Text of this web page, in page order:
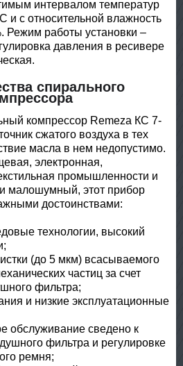
интервалом температур
и с относительной влажность
Режим работы установки –
давления в ресивере
спирального
компрессор Remeza КС 7-
сжатого воздуха в тех
масла в нем недопустимо.
электронная,
промышленности и
малошумный, этот прибор
достоинствами:
технологии, высокий
(до 5 мкм) всасываемого
частиц за счет
фильтра;
и низкие эксплуатационные
обслуживание сведено к
фильтра и регулировке
ремня;